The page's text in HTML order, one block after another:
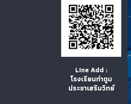
LIne Add :
โรงเรียนท่าตูม
ประชาเสริมวิทย์